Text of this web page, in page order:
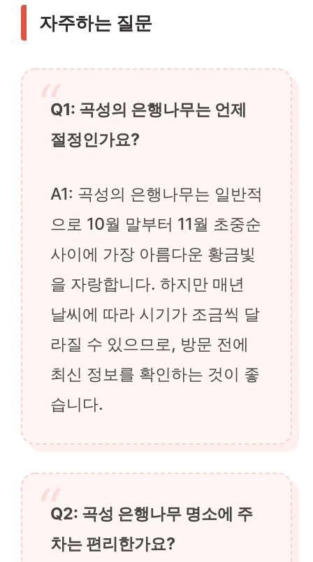
자주하는 질문
Q1: 곡성의 은행나무는 언제
절정인가요?
A1: 곡성의 은행나무는 일반적
으로 10월 말부터 11월 초중순
사이에 가장 아름다운 황금빛
을 자랑합니다. 하지만 매년
날씨에 따라 시기가 조금씩 달
라질 수 있으므로, 방문 전에
최신 정보를 확인하는 것이 좋
습니다.
Q2: 곡성 은행나무 명소에 주
차는 편리한가요?